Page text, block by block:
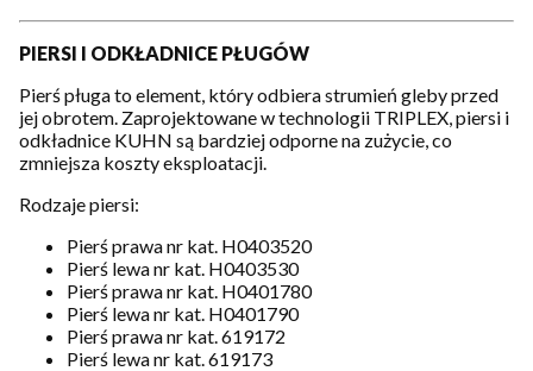
PIERSI I ODKŁADNICE PŁUGÓW
Pierś pługa to element, który odbiera strumień gleby przed
jej obrotem. Zaprojektowane w technologii TRIPLEX, piersi i
odkładnice KUHN są bardziej odporne na zużycie, co
zmniejsza koszty eksploatacji.
Rodzaje piersi:
Pierś prawa nr kat. H0403520
Pierś lewa nr kat. H0403530
Pierś prawa nr kat. H0401780
Pierś lewa nr kat. H0401790
Pierś prawa nr kat. 619172
Pierś lewa nr kat. 619173